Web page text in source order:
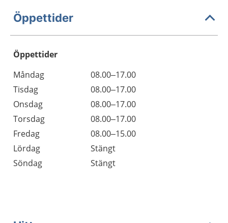
Öppettider
Öppettider
Dag
Öppettider
Kommentarer
Måndag
08.00–17.00
Tisdag
08.00–17.00
Onsdag
08.00–17.00
Torsdag
08.00–17.00
Fredag
08.00–15.00
Lördag
Stängt
Söndag
Stängt